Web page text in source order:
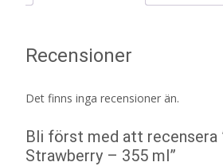
Recensioner
Det finns inga recensioner än.
Bli först med att recensera
Strawberry – 355 ml”